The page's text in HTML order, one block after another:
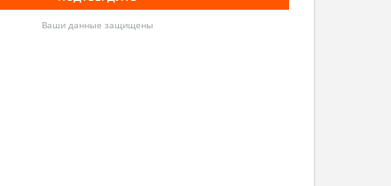
Ваши данные защищены